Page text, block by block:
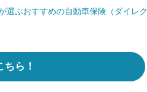
選ぶおすすめの自動車保険（ダイレク
ら！